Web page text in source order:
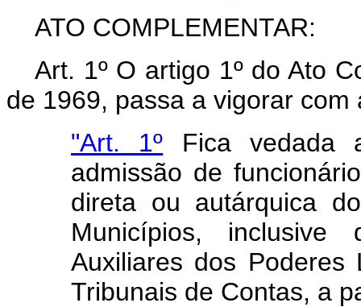
ATO COMPLEMENTAR:
Art. 1º O artigo 1º do Ato
de 1969, passa a vigorar com
"Art. 1º Fica vedada
admissão de
direta ou autárquica
Municípios,
Auxiliares dos
Tribunais de Contas, a